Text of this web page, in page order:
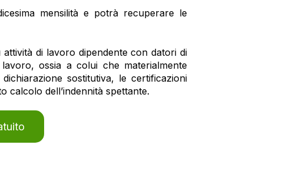
mensilità e potrà recuperare le
di lavoro dipendente con datori di
ossia a colui che materialmente
sostitutiva, le certificazioni
dell’indennità spettante.